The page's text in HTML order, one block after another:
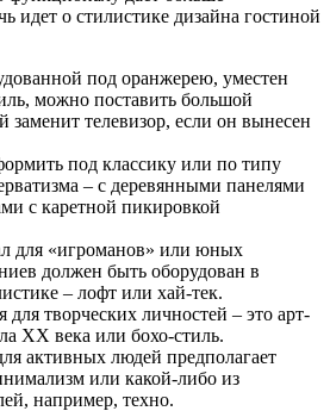
идет о стилистике дизайна гостиной
под оранжерею, уместен
можно поставить большой
заменит телевизор, если он вынесен
под классику или по типу
– с деревянными панелями
с каретной пикировкой
для «игроманов» или юных
должен быть оборудован в
– лофт или хай-тек.
для творческих личностей – это арт-
ХХ века или бохо-стиль.
активных людей предполагает
или какой-либо из
например, техно.